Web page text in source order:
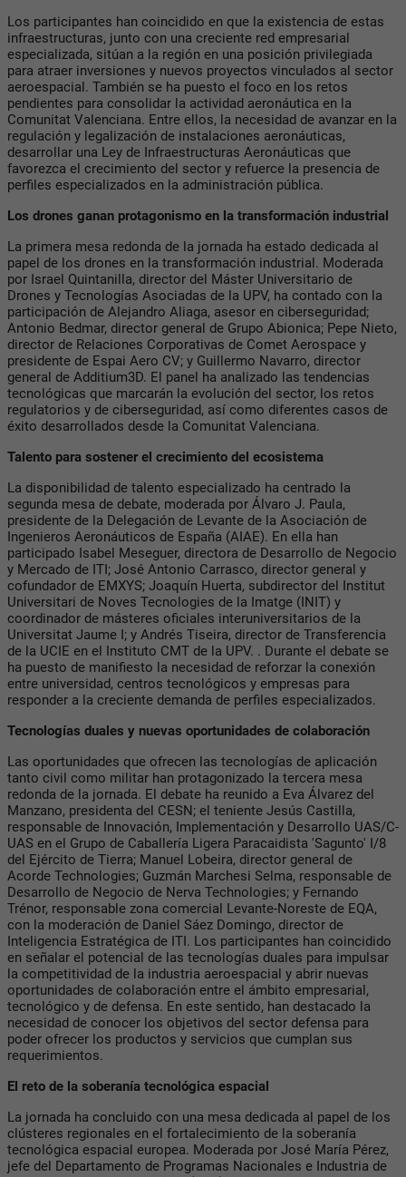
Los participantes han coincidido en que la existencia de estas
infraestructuras, junto con una creciente red empresarial
especializada, sitúan a la región en una posición privilegiada
para atraer inversiones y nuevos proyectos vinculados al sector
aeroespacial. También se ha puesto el foco en los retos
pendientes para consolidar la actividad aeronáutica en la
Comunitat Valenciana. Entre ellos, la necesidad de avanzar en la
regulación y legalización de instalaciones aeronáuticas,
desarrollar una Ley de Infraestructuras Aeronáuticas que
favorezca el crecimiento del sector y refuerce la presencia de
perfiles especializados en la administración pública.
Los drones ganan protagonismo en la transformación industrial
La primera mesa redonda de la jornada ha estado dedicada al
papel de los drones en la transformación industrial. Moderada
por Israel Quintanilla, director del Máster Universitario de
Drones y Tecnologías Asociadas de la UPV, ha contado con la
participación de Alejandro Aliaga, asesor en ciberseguridad;
Antonio Bedmar, director general de Grupo Abionica; Pepe Nieto,
director de Relaciones Corporativas de Comet Aerospace y
presidente de Espai Aero CV; y Guillermo Navarro, director
general de Additium3D. El panel ha analizado las tendencias
tecnológicas que marcarán la evolución del sector, los retos
regulatorios y de ciberseguridad, así como diferentes casos de
éxito desarrollados desde la Comunitat Valenciana.
Talento para sostener el crecimiento del ecosistema
La disponibilidad de talento especializado ha centrado la
segunda mesa de debate, moderada por Álvaro J. Paula,
presidente de la Delegación de Levante de la Asociación de
Ingenieros Aeronáuticos de España (AIAE). En ella han
participado Isabel Meseguer, directora de Desarrollo de Negocio
y Mercado de ITI; José Antonio Carrasco, director general y
cofundador de EMXYS; Joaquín Huerta, subdirector del Institut
Universitari de Noves Tecnologies de la Imatge (INIT) y
coordinador de másteres oficiales interuniversitarios de la
Universitat Jaume I; y Andrés Tiseira, director de Transferencia
de la UCIE en el Instituto CMT de la UPV. . Durante el debate se
ha puesto de manifiesto la necesidad de reforzar la conexión
entre universidad, centros tecnológicos y empresas para
responder a la creciente demanda de perfiles especializados.
Tecnologías duales y nuevas oportunidades de colaboración
Las oportunidades que ofrecen las tecnologías de aplicación
tanto civil como militar han protagonizado la tercera mesa
redonda de la jornada. El debate ha reunido a Eva Álvarez del
Manzano, presidenta del CESN; el teniente Jesús Castilla,
responsable de Innovación, Implementación y Desarrollo UAS/C-
UAS en el Grupo de Caballería Ligera Paracaidista 'Sagunto' I/8
del Ejército de Tierra; Manuel Lobeira, director general de
Acorde Technologies; Guzmán Marchesi Selma, responsable de
Desarrollo de Negocio de Nerva Technologies; y Fernando
Trénor, responsable zona comercial Levante-Noreste de EQA,
con la moderación de Daniel Sáez Domingo, director de
Inteligencia Estratégica de ITI. Los participantes han coincidido
en señalar el potencial de las tecnologías duales para impulsar
la competitividad de la industria aeroespacial y abrir nuevas
oportunidades de colaboración entre el ámbito empresarial,
tecnológico y de defensa. En este sentido, han destacado la
necesidad de conocer los objetivos del sector defensa para
poder ofrecer los productos y servicios que cumplan sus
requerimientos.
El reto de la soberanía tecnológica espacial
La jornada ha concluido con una mesa dedicada al papel de los
clústeres regionales en el fortalecimiento de la soberanía
tecnológica espacial europea. Moderada por José María Pérez,
jefe del Departamento de Programas Nacionales e Industria de